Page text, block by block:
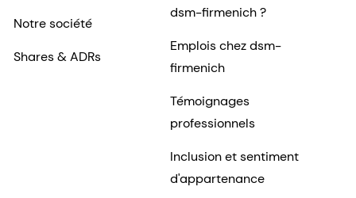
Notre société
Shares & ADRs
dsm-firmenich ?
Emplois chez dsm-
firmenich
Témoignages
professionnels
Inclusion et sentiment
d'appartenance